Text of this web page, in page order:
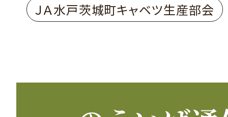
ＪＡ水戸茨城町キャベツ生産部会